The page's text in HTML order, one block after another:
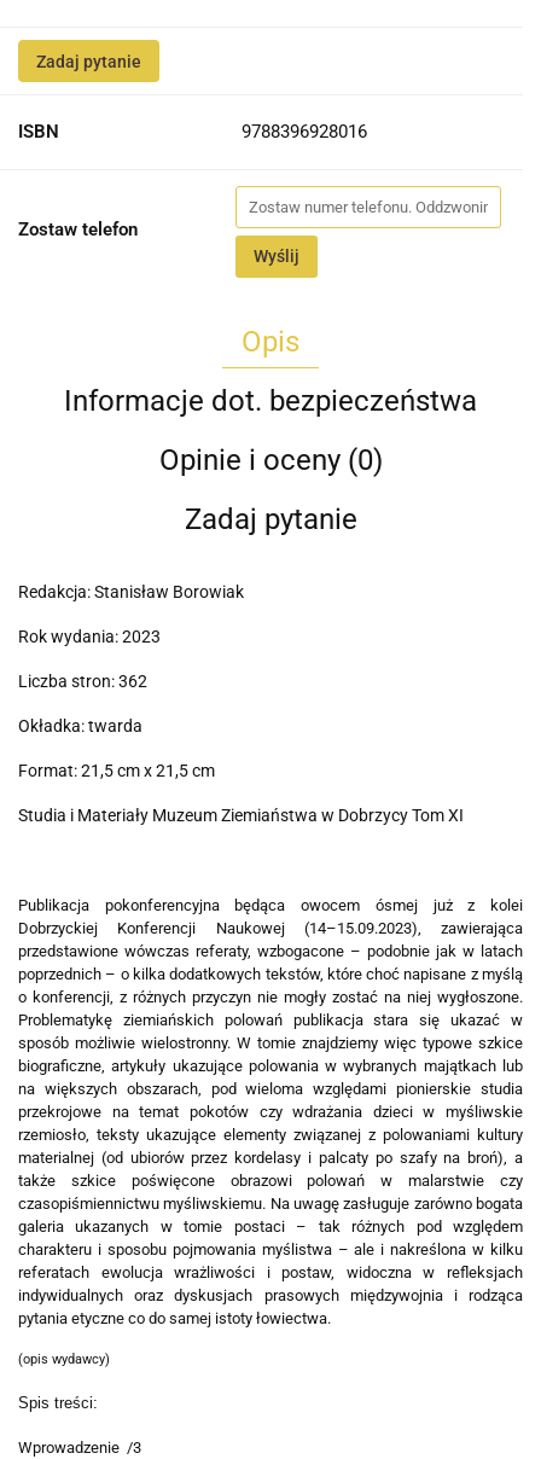
Zadaj pytanie
ISBN 9788396928016
Zostaw telefon
Wyślij
Opis
Informacje dot. bezpieczeństwa
Opinie i oceny (0)
Zadaj pytanie
Redakcja: Stanisław Borowiak
Rok wydania: 2023
Liczba stron: 362
Okładka: twarda
Format: 21,5 cm x 21,5 cm
Studia i Materiały Muzeum Ziemiaństwa w Dobrzycy Tom XI
Publikacja pokonferencyjna będąca owocem ósmej już z kolei
Dobrzyckiej Konferencji Naukowej (14–15.09.2023), zawierająca
przedstawione wówczas referaty, wzbogacone – podobnie jak w latach
poprzednich – o kilka dodatkowych tekstów, które choć napisane z myślą
o konferencji, z różnych przyczyn nie mogły zostać na niej wygłoszone.
Problematykę ziemiańskich polowań publikacja stara się ukazać w
sposób możliwie wielostronny. W tomie znajdziemy więc typowe szkice
biograficzne, artykuły ukazujące polowania w wybranych majątkach lub
na większych obszarach, pod wieloma względami pionierskie studia
przekrojowe na temat pokotów czy wdrażania dzieci w myśliwskie
rzemiosło, teksty ukazujące elementy związanej z polowaniami kultury
materialnej (od ubiorów przez kordelasy i palcaty po szafy na broń), a
także szkice poświęcone obrazowi polowań w malarstwie czy
czasopiśmiennictwu myśliwskiemu. Na uwagę zasługuje zarówno bogata
galeria ukazanych w tomie postaci – tak różnych pod względem
charakteru i sposobu pojmowania myślistwa – ale i nakreślona w kilku
referatach ewolucja wrażliwości i postaw, widoczna w refleksjach
indywidualnych oraz dyskusjach prasowych międzywojnia i rodząca
pytania etyczne co do samej istoty łowiectwa.
(opis wydawcy)
Spis treści:
Wprowadzenie /3